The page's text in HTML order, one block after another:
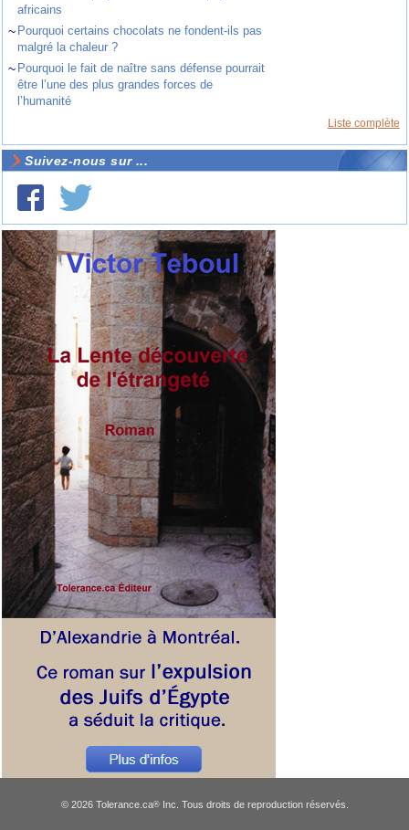
africains
~ Pourquoi certains chocolats ne fondent-ils pas
malgré la chaleur ?
~ Pourquoi le fait de naître sans défense pourrait
être l’une des plus grandes forces de
l’humanité
Liste complète
Suivez-nous sur ...
© 2026 Tolerance.ca®Inc. Tous droits de reproduction réservés.